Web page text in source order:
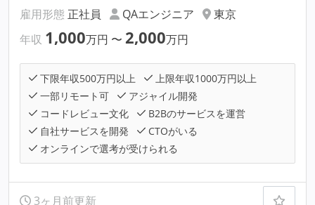
雇用形態 正社員 QAエンジニア
東京
年収 1,000万円 〜 2,000万円
下限年収500万円以上
上限年収1000万円以上
一部リモート可
アジャイル開発
コードレビュー文化
B2Bのサービスを運営
自社サービスを開発
CTOがいる
オンラインで選考が受けられる
3ヶ月前更新